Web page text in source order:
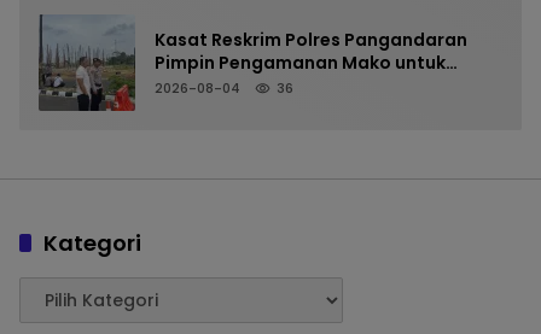
Kasat Reskrim Polres Pangandaran
Pimpin Pengamanan Mako untuk
Perkuat Kesiapsiagaan Personel
2026-08-04 36
Kategori